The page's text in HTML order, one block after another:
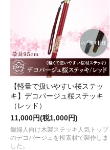
【軽量で扱いやすい桜ステッ
キ】デコパージュ桜ステッキ
（レッド）
11,000円(税1,000円)
御婦人向け木製ステッキ人気トップ
のデコパージュを桜素材で製作しま
した。